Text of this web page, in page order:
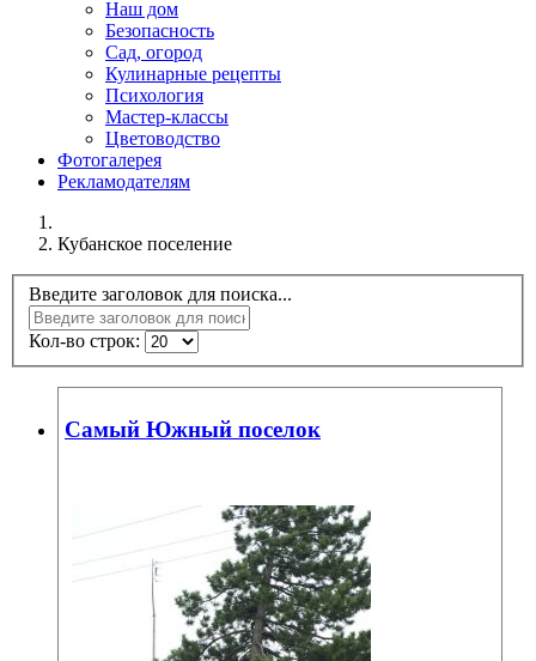
Наш дом
Безопасность
Сад, огород
Кулинарные рецепты
Психология
Мастер-классы
Цветоводство
Фотогалерея
Рекламодателям
Кубанское поселение
Введите заголовок для поиска...
Кол-во строк:
Самый Южный поселок